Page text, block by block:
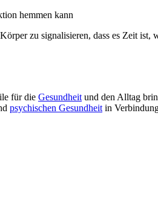
hemmen kann
zu signalisieren, dass es Zeit ist,
für die Gesundheit und den Alltag
psychischen Gesundheit in